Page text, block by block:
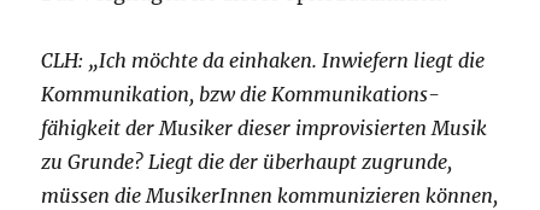
CLH: „Ich möchte da einhaken. Inwiefern liegt die
Kommunikation, bzw die Kommunikations-
fähigkeit der Musiker dieser improvisierten Musik
zu Grunde? Liegt die der überhaupt zugrunde,
müssen die MusikerInnen kommunizieren können,